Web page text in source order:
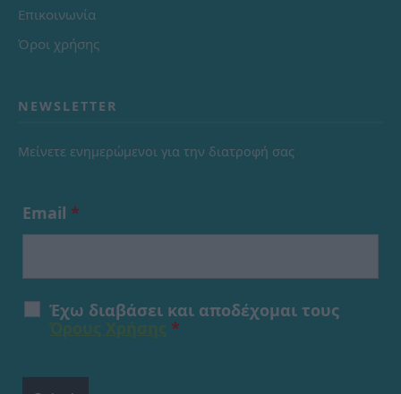
Επικοινωνία
Όροι χρήσης
NEWSLETTER
Μείνετε ενημερώμενοι για την διατροφή σας
Email *
Έχω διαβάσει και αποδέχομαι τους
*